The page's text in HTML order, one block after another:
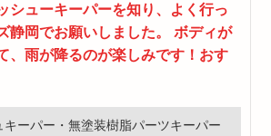
シューキーパーを知り、よく行っ
静岡でお願いしました。 ボディが
、雨が降るのが楽しみです！おす
ーパー・無塗装樹脂パーツキーパー